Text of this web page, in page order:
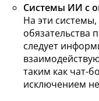
Системы ИИ с
На эти
обязательства
следует
таким как чат-
исключением